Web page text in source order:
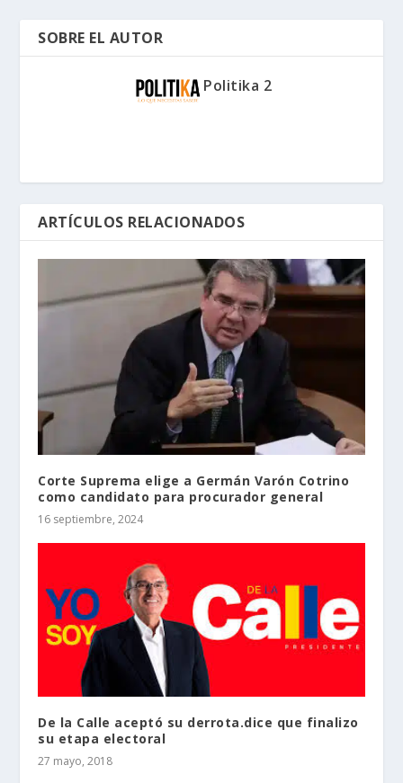
SOBRE EL AUTOR
Politika 2
ARTÍCULOS RELACIONADOS
Corte Suprema elige a Germán Varón Cotrino
como candidato para procurador general
16 septiembre, 2024
De la Calle aceptó su derrota.dice que finalizo
su etapa electoral
27 mayo, 2018